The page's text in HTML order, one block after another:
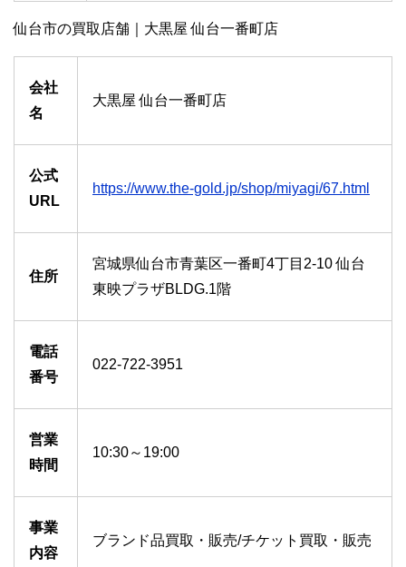
仙台市の買取店舗｜大黒屋 仙台一番町店
会社
名
大黒屋 仙台一番町店
公式
URL
https://www.the-gold.jp/shop/miyagi/67.html
住所
宮城県仙台市青葉区一番町4丁目2-10 仙台
東映プラザBLDG.1階
電話
番号
022-722-3951
営業
時間
10:30～19:00
事業
内容
ブランド品買取・販売/チケット買取・販売